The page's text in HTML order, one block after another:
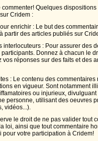
commenter! Quelques
Cridem :
enrichir : Le but des
partir des articles publiés sur
interlocuteurs : Pour assurer des
participants. Donnez à chacun le
vos réponses sur des faits et des
: Le contenu des
en vigueur. Sont notamment
ou injurieux,
personne, utilisant des oeuvres
vidéos...).
le droit de ne pas valider tout
loi, ainsi que tout commentaire
pour votre participation à Cridem!